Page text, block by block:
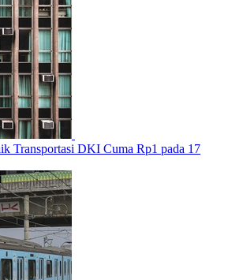
Transportasi DKI Cuma Rp1 pada 17